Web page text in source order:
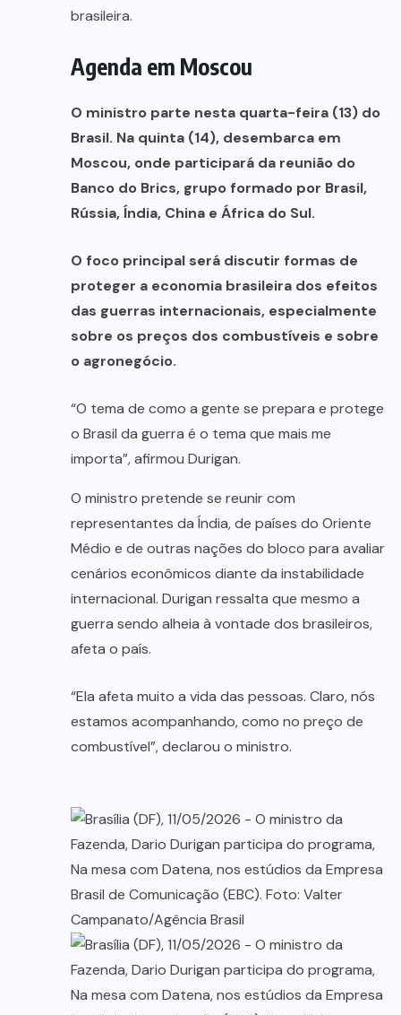
brasileira.
Agenda em Moscou
O ministro parte nesta quarta-feira (13) do
Brasil. Na quinta (14), desembarca em
Moscou, onde participará da reunião do
Banco do Brics, grupo formado por Brasil,
Rússia, Índia, China e África do Sul.
O foco principal será discutir formas de
proteger a economia brasileira dos efeitos
das guerras internacionais, especialmente
sobre os preços dos combustíveis e sobre
o agronegócio.
“O tema de como a gente se prepara e protege
o Brasil da guerra é o tema que mais me
importa”, afirmou Durigan.
O ministro pretende se reunir com
representantes da Índia, de países do Oriente
Médio e de outras nações do bloco para avaliar
cenários econômicos diante da instabilidade
internacional. Durigan ressalta que mesmo a
guerra sendo alheia à vontade dos brasileiros,
afeta o país.
“Ela afeta muito a vida das pessoas. Claro, nós
estamos acompanhando, como no preço de
combustível”, declarou o ministro.